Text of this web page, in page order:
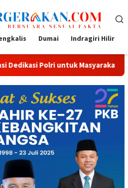
Dumai Indragiri Hilir
untuk Masyarakat Tak